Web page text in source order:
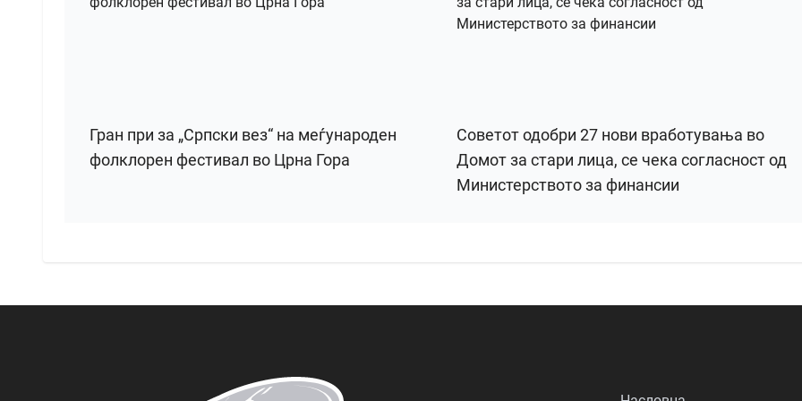
Гран при за „Српски вез“ на меѓународен
фолклорен фестивал во Црна Гора
Советот одобри 27 нови вработувања во
Домот за стари лица, се чека согласност од
Министерството за финансии